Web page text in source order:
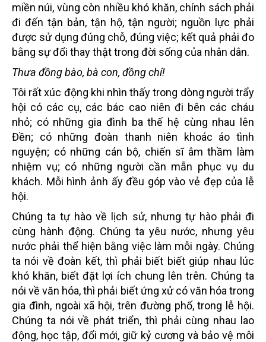
miền núi, vùng còn nhiều khó khăn, chính sách phải
đi đến tận bản, tận hộ, tận người; nguồn lực phải
được sử dụng đúng chỗ, đúng việc; kết quả phải đo
bằng sự đổi thay thật trong đời sống của nhân dân.
Thưa đồng bào, bà con, đồng chí!
Tôi rất xúc động khi nhìn thấy trong dòng người trẩy
hội có các cụ, các bác cao niên đi bên các cháu
nhỏ; có những gia đình ba thế hệ cùng nhau lên
Đền; có những đoàn thanh niên khoác áo tình
nguyện; có những cán bộ, chiến sĩ âm thầm làm
nhiệm vụ; có những người cần mẫn phục vụ du
khách. Mỗi hình ảnh ấy đều góp vào vẻ đẹp của lễ
hội.
Chúng ta tự hào về lịch sử, nhưng tự hào phải đi
cùng hành động. Chúng ta yêu nước, nhưng yêu
nước phải thể hiện bằng việc làm mỗi ngày. Chúng
ta nói về đoàn kết, thì phải biết biết giúp nhau lúc
khó khăn, biết đặt lợi ích chung lên trên. Chúng ta
nói về văn hóa, thì phải biết ứng xử có văn hóa trong
gia đình, ngoài xã hội, trên đường phố, trong lễ hội.
Chúng ta nói về phát triển, thì phải cùng nhau lao
động, học tập, đổi mới, giữ kỷ cương và bảo vệ môi